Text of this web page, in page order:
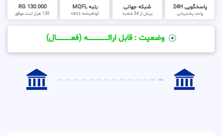
پاسخگویی 24H
واحد پشتیبانی
شبکه جهانی
بیش از 34 شعبه
رتبه MQFL
گواهینامه cess
130.000 RG
130 هزار ثبت موفق
وضعیت : قابل ارائــــــــــــــــــــه (فعـــــــــــــــال)